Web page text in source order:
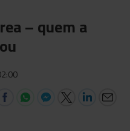
– quem a